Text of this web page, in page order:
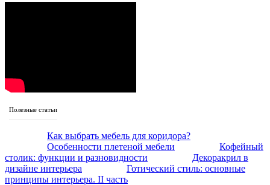
Полезные статьи
Как выбрать мебель для коридора?
Особенности плетеной мебели
Кофейный
столик: функции и разновидности
Декоракрил в
дизайне интерьера
Готический стиль: основные
принципы интерьера. II часть